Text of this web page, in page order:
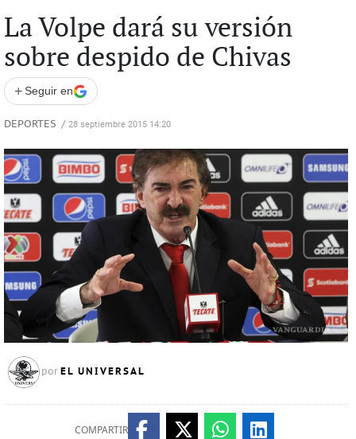
La Volpe dará su versión
sobre despido de Chivas
+ Seguir en
DEPORTES / 28 septiembre 2015 14:20
por EL UNIVERSAL
COMPARTIR